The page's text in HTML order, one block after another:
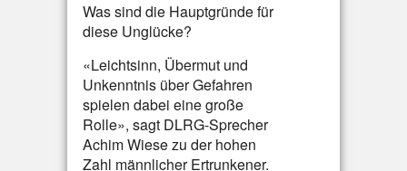
Was sind die Hauptgründe für
diese Unglücke?
«Leichtsinn, Übermut und
Unkenntnis über Gefahren
spielen dabei eine große
Rolle», sagt DLRG-Sprecher
Achim Wiese zu der hohen
Zahl männlicher Ertrunkener.